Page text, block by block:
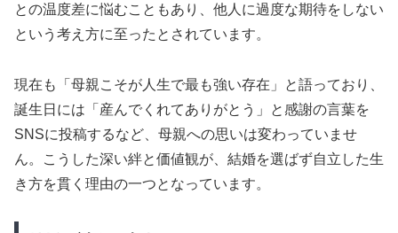
との温度差に悩むこともあり、他人に過度な期待をしない
という考え方に至ったとされています。
現在も「母親こそが人生で最も強い存在」と語っており、
誕生日には「産んでくれてありがとう」と感謝の言葉を
SNSに投稿するなど、母親への思いは変わっていませ
ん。こうした深い絆と価値観が、結婚を選ばず自立した生
き方を貫く理由の一つとなっています。